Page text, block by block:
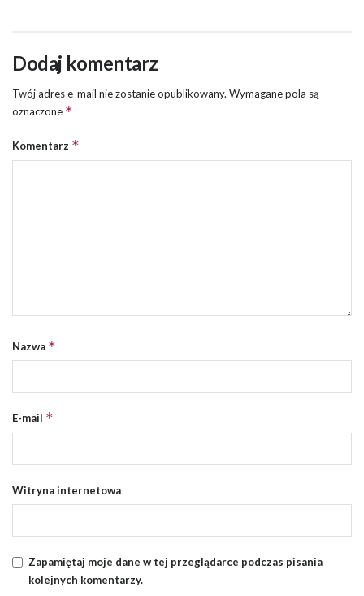
Dodaj komentarz
Twój adres e-mail nie zostanie opublikowany. Wymagane pola są
oznaczone *
Komentarz *
Nazwa *
E-mail *
Witryna internetowa
Zapamiętaj moje dane w tej przeglądarce podczas pisania
kolejnych komentarzy.